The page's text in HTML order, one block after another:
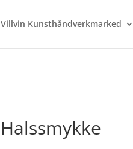
Villvin Kunsthåndverkmarked
Halssmykke